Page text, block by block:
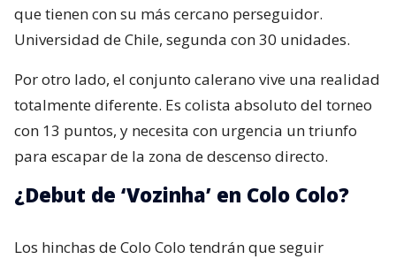
que tienen con su más cercano perseguidor.
Universidad de Chile, segunda con 30 unidades.
Por otro lado, el conjunto calerano vive una realidad
totalmente diferente. Es colista absoluto del torneo
con 13 puntos, y necesita con urgencia un triunfo
para escapar de la zona de descenso directo.
¿Debut de ‘Vozinha’ en Colo Colo?
Los hinchas de Colo Colo tendrán que seguir